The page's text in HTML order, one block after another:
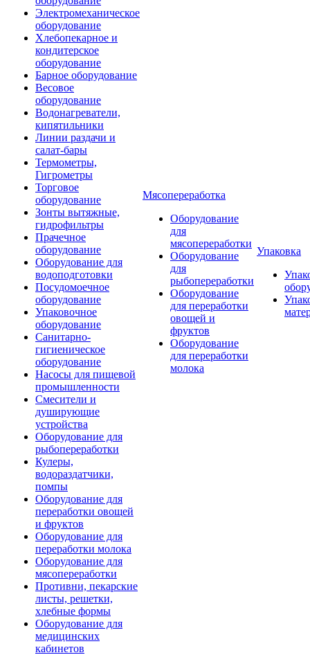
Электромеханическое
оборудование
Хлебопекарное и
кондитерское
оборудование
Барное оборудование
Весовое
оборудование
Водонагреватели,
кипятильники
Линии раздачи и
салат-бары
Термометры,
Гигрометры
Торговое
оборудование
Зонты вытяжные,
гидрофильтры
Прачечное
оборудование
Оборудование для
водоподготовки
Посудомоечное
оборудование
Упаковочное
оборудование
Санитарно-
гигиеническое
оборудование
Насосы для пищевой
промышленности
Смесители и
душирующие
устройства
Оборудование для
рыбопереработки
Кулеры,
водораздатчики,
помпы
Оборудование для
переработки овощей
и фруктов
Оборудование для
переработки молока
Оборудование для
мясопереработки
Противни, пекарские
листы, решетки,
хлебные формы
Оборудование для
медицинских
кабинетов
Мясопереработка
Оборудование
для
мясопереработки
Оборудование
для
рыбопереработки
Оборудование
для переработки
овощей и
фруктов
Оборудование
для переработки
молока
Упаковка